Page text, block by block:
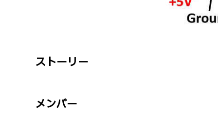
ストーリー
メンバー